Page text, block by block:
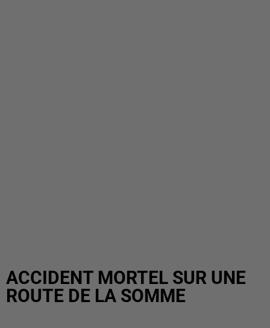
ACCIDENT MORTEL SUR UNE
ROUTE DE LA SOMME